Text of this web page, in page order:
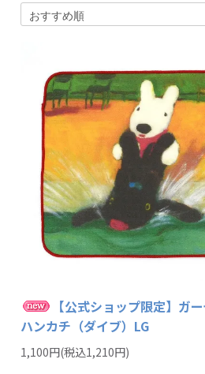
【公式ショップ限定】ガ
ハンカチ（ダイブ）LG
1,100円(税込1,210円)